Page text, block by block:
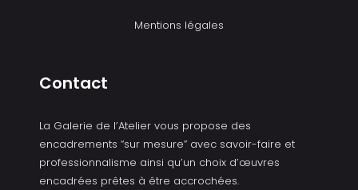
Mentions légales
Contact
La Galerie de l’Atelier vous propose des
encadrements “sur mesure” avec savoir-faire et
professionnalisme ainsi qu’un choix d’œuvres
encadrées prêtes à être accrochées.